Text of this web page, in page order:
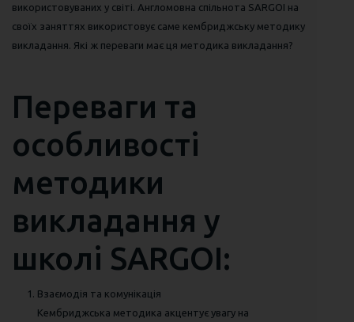
використовуваних у світі. Англомовна спільнота SARGOI на
своїх заняттях використовує саме кембриджську методику
викладання. Які ж переваги має ця методика викладання?
Переваги та
особливості
методики
викладання у
школі SARGOI:
Взаємодія та комунікація
Кембриджська методика акцентує увагу на